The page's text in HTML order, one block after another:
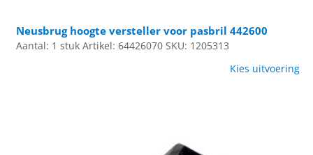
Neusbrug hoogte versteller voor pasbril 442600
Aantal: 1 stuk Artikel: 64426070 SKU: 1205313
Kies uitvoering